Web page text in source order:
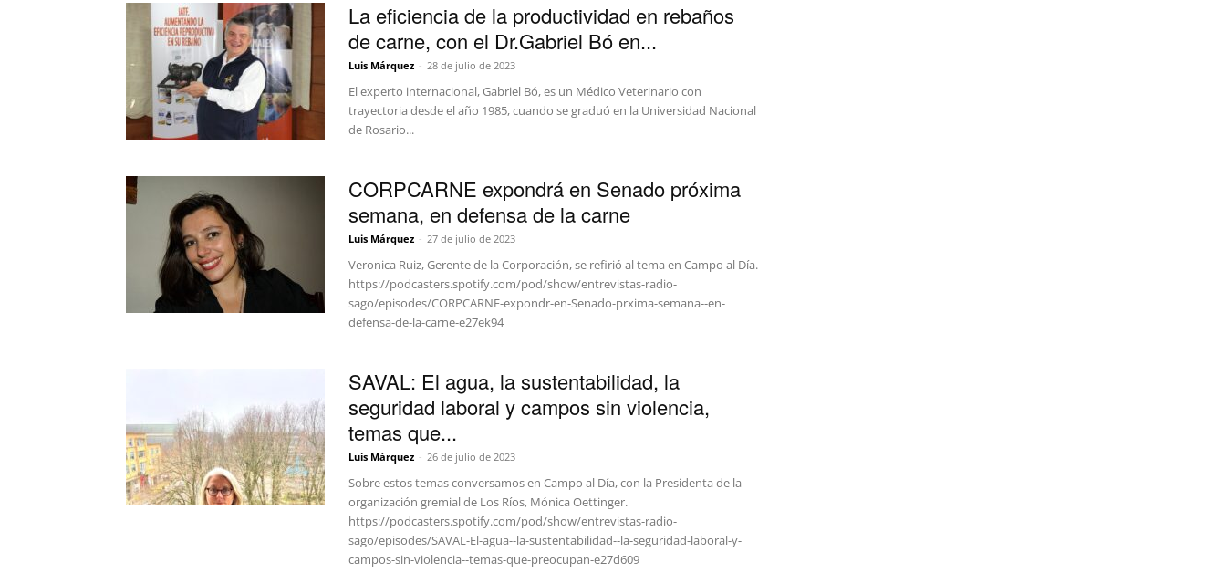
La eficiencia de la productividad en rebaños
de carne, con el Dr.Gabriel Bó en...
Luis Márquez - 28 de julio de 2023
El experto internacional, Gabriel Bó, es un Médico Veterinario con
trayectoria desde el año 1985, cuando se graduó en la Universidad Nacional
de Rosario...
CORPCARNE expondrá en Senado próxima
semana, en defensa de la carne
Luis Márquez - 27 de julio de 2023
Veronica Ruiz, Gerente de la Corporación, se refirió al tema en Campo al Día.
https://podcasters.spotify.com/pod/show/entrevistas-radio-
sago/episodes/CORPCARNE-expondr-en-Senado-prxima-semana--en-
defensa-de-la-carne-e27ek94
SAVAL: El agua, la sustentabilidad, la
seguridad laboral y campos sin violencia,
temas que...
Luis Márquez - 26 de julio de 2023
Sobre estos temas conversamos en Campo al Día, con la Presidenta de la
organización gremial de Los Ríos, Mónica Oettinger.
https://podcasters.spotify.com/pod/show/entrevistas-radio-
sago/episodes/SAVAL-El-agua--la-sustentabilidad--la-seguridad-laboral-y-
campos-sin-violencia--temas-que-preocupan-e27d609